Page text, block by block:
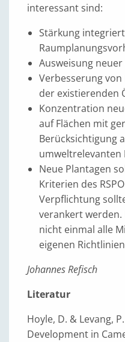
interessant sind:
Stärkung
Ausweisung neuer
Verbesserung
der existierenden
Konzentration
auf Flächen mit
Berücksichtigung
Neue Plantagen
Kriterien des
Verpflichtung
verankert
nicht einmal alle
eigenen
Johannes Refisch
Literatur
Hoyle, D. & Levang,
Development in